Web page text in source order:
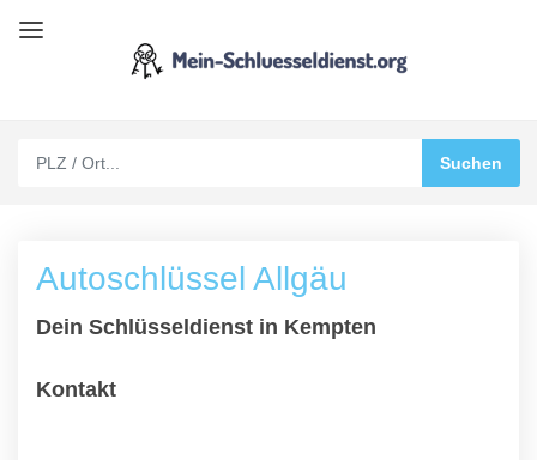
Autoschlüssel Allgäu
Dein Schlüsseldienst in Kempten
Kontakt